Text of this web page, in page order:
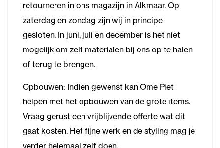
retourneren in ons magazijn in Alkmaar. Op
zaterdag en zondag zijn wij in principe
gesloten. In juni, juli en december is het niet
mogelijk om zelf materialen bij ons op te halen
of terug te brengen.
Opbouwen: Indien gewenst kan Ome Piet
helpen met het opbouwen van de grote items.
Vraag gerust een vrijblijvende offerte wat dit
gaat kosten. Het fijne werk en de styling mag je
verder helemaal zelf doen.